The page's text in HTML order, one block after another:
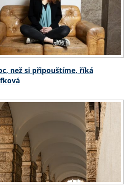
než si připouštíme, říká